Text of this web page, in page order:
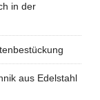
in der
aus Edelstahl